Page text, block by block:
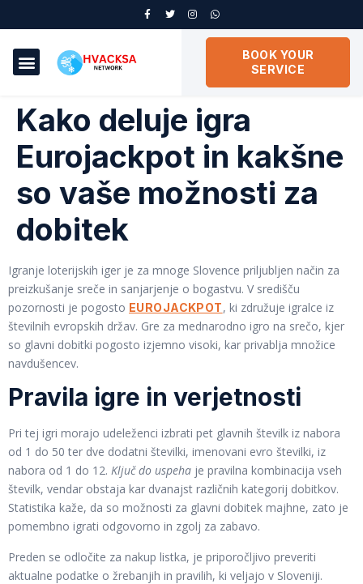
BOOK YOUR
SERVICE
Kako deluje igra
Eurojackpot in kakšne
so vaše možnosti za
dobitek
Igranje loterijskih iger je za mnoge Slovence priljubljen način za
preizkušanje sreče in sanjarjenje o bogastvu. V središču
pozornosti je pogosto EUROJACKPOT, ki združuje igralce iz
številnih evropskih držav. Gre za mednarodno igro na srečo, kjer
so glavni dobitki pogosto izjemno visoki, kar privablja množice
navdušencev.
Pravila igre in verjetnosti
Pri tej igri morajo udeleženci izbrati pet glavnih številk iz nabora
od 1 do 50 ter dve dodatni številki, imenovani evro številki, iz
nabora od 1 do 12. Ključ do uspeha je pravilna kombinacija vseh
številk, vendar obstaja kar dvanajst različnih kategorij dobitkov.
Statistika kaže, da so možnosti za glavni dobitek majhne, zato je
pomembno igrati odgovorno in zgolj za zabavo.
Preden se odločite za nakup listka, je priporočljivo preveriti
aktualne podatke o žrebanjih in pravilih, ki veljajo v Sloveniji.